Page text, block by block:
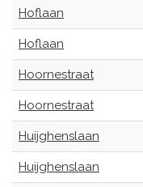
Hoflaan
Hoflaan
Hoornestraat
Hoornestraat
Huijghenslaan
Huijghenslaan